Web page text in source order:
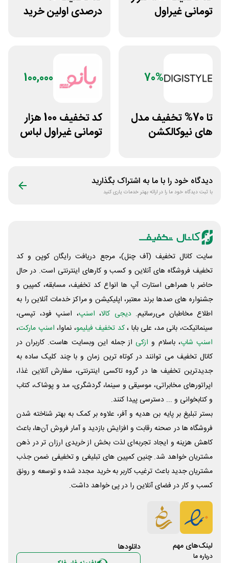
تومانی غیراول
درصدی اولین خرید
70%
تا 70% تخفیف مدل
های نیوکالکشن
100,000
کد تخفیف 100 هزار
تومانی غیراول لباس
دیدگاه خود را با ما به اشتراک بگذارید
با ثبت دیدگاه خود ما را در ارائه بهتر خدمات یاری کنید
سایت کانال تخفیف (آف چنل)، مرجع دریافت رایگان کوپن و کد
تخفیف فروشگاه های آنلاین و کسب و‌ کارهای اینترنتی است. در حال
حاضر با همراهی استارت آپ ها انواع کد تخفیف، مسابقه، کمپین و
جشنواره های صدها برند معتبر، اپلیکیشن و مراکز خدمات آنلاین را به
اطلاع مخاطبان می‌رسانیم. دیجی کالا، اسنپ، اسنپ فود، تپسی،
سینماتیکت، بانی مد، علی‌ بابا ،کد تخفیف فیلیمو، نماوا، اسنپ مارکت،
اسنپ شاپ، باسلام و ازکی از جمله این وبسایت ‌هاست. کاربران در
کانال تخفیف می توانند در کوتاه ترین زمان و با چند کلیک ساده به
جدیدترین تخفیف ها در گروه تاکسی اینترنتی، سفارش آنلاین غذا،
اپراتورهای مخابراتی، موسیقی و سینما، گردشگری، مد و پوشاک، کتاب
و کتابخوانی و ... دسترسی پیدا کنند.
بستر تبلیغ بر پایه بن هدیه و آفر، علاوه بر کمک به بهتر شناخته شدن
فروشگاه ها در صحنه رقابت و افزایش بازدید و آمار فروش آن‌ها، باعث
کاهش هزینه و ایجاد تجربه‌ای لذت بخش از خریدی ارزان تر در ذهن
مشتریان خواهد شد. چنین کمپین های تبلیغی و تخفیفی ضمن جذب
مشتریان جدید باعث ترغیب کاربر به خرید مجدد شده و توسعه و رونق
کسب و کار در فضای آنلاین را در پی خواهد داشت.
لینک‌های مهم
درباره ما
دانلود‌ها